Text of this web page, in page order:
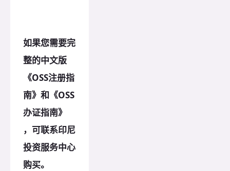
如果您需要完
整的中文版
《OSS注册指
南》和《OSS
办证指南》
，可联系印尼
投资服务中心
购买。